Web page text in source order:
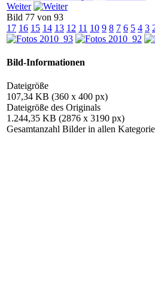
Weiter
Bild 77 von 93
17 16 15 14 13 12 11 10 9 8 7 6 5 4 3
Bild-Informationen
Dateigröße
107,34 KB (360 x 400 px)
Dateigröße des Originals
1.244,35 KB (2876 x 3190 px)
Gesamtanzahl Bilder in allen